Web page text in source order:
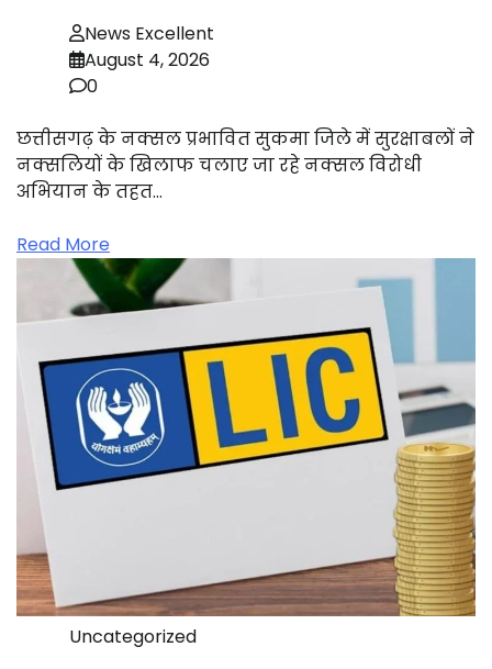
News Excellent
August 4, 2026
0
छत्तीसगढ़ के नक्सल प्रभावित सुकमा जिले में सुरक्षाबलों ने
नक्सलियों के खिलाफ चलाए जा रहे नक्सल विरोधी
अभियान के तहत…
Read More
Uncategorized